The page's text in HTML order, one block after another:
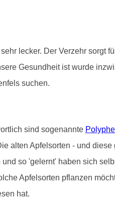
lecker. Der Verzehr sorgt
Gesundheit ist wurde
suchen.
sind sogenannte
alten Apfelsorten - und diese
so 'gelernt' haben sich
Apfelsorten pflanzen
hat.